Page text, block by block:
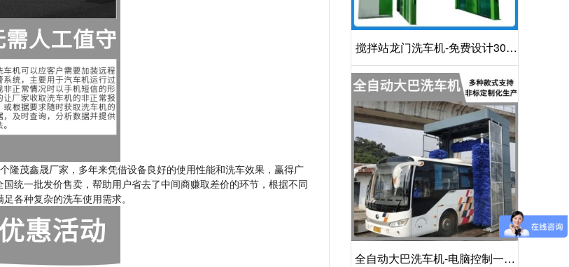
隆茂鑫晟厂家，多年来凭借设备良好的使用性能和洗车效果，赢得广
统一批发价售卖，帮助用户省去了中间商赚取差价的环节，根据不同
各种复杂的洗车使用需求。
搅拌站龙门洗车机-免费设计30S
洁净方案[隆茂鑫晟]
全自动大巴洗车机-电脑控制一键